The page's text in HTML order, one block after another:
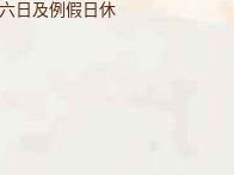
日及例假日休